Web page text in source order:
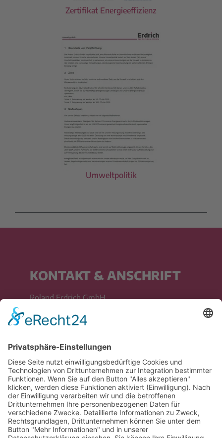
Zertifikat Energieeffizienz
Umweltpolitik
KONTAKT & ANSCHRIFT
Roland Erdrich GmbH
D-77728 Oppenau
info@erdrichgmbh.de
ANGEBOTSANFRAGEN
Herrn Frank Herr
Vertriebsleiter